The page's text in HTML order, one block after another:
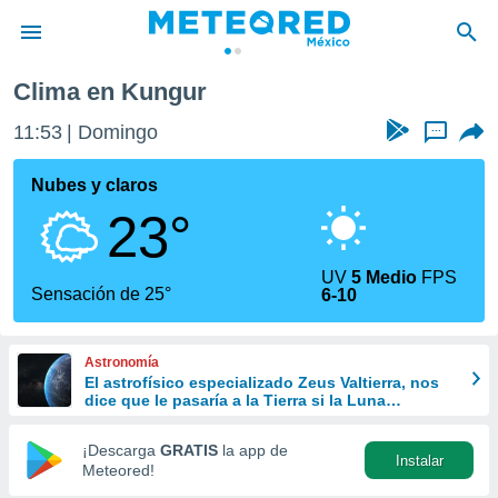
de
ha sido
calidad.
a este
las
y
forma
digital
basada
Clima en Kungur
11:53 Domingo ...
Nubes y claros
23°
Sensación de 25°
UV5 Medio FPS
6-10
Astronomía
El astrofísico especializado Zeus Valtierra, nos
dice que le pasaría a la Tierra si la Luna
¡Descarga GRATIS la app de
Meteored!
Instalar